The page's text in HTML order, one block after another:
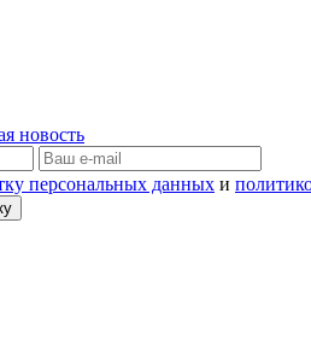
новость
персональных данных и